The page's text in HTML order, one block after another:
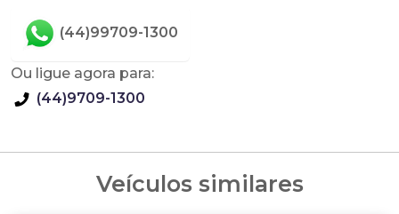
(44)99709-1300
Ou ligue agora para:
(44)9709-1300
Veículos similares